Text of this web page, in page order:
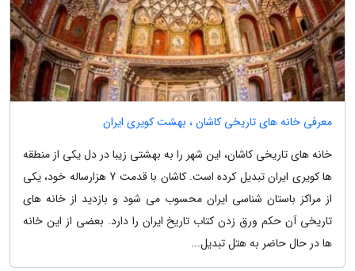
معرفی خانه های تاریخی کاشان ، بهشت کویری ایران
خانه های تاریخی کاشان، این شهر را به بهشتی زیبا در دل یکی از منطقه
ها کویری ایران تبدیل کرده است. کاشان با قدمت 7 هزارساله خود، یکی
از مراکز باستان شناسی ایران محسوب می شود و بازدید از خانه های
تاریخی آن حکم ورق زدن کتاب تاریخ ایران را دارد. بعضی از این خانه
ها در حال حاضر به هتل تبدیل...